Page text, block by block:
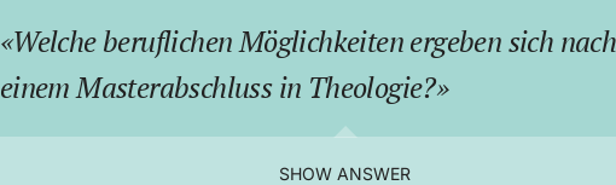
Welche beruflichen Möglichkeiten ergeben sich nach
einem Masterabschluss in Theologie?
SHOW ANSWER